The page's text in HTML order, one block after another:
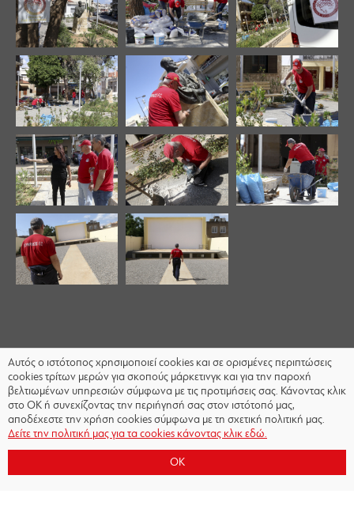
Αυτός ο ιστότοπος χρησιμοποιεί cookies και σε ορισμένες περιπτώσεις
cookies τρίτων μερών για σκοπούς μάρκετινγκ και για την παροχή
βελτιωμένων υπηρεσιών σύμφωνα με τις προτιμήσεις σας. Κάνοντας κλικ
στο OK ή συνεχίζοντας την περιήγησή σας στον ιστότοπό μας,
αποδέχεστε την χρήση cookies σύμφωνα με τη σχετική πολιτική μας.
Δείτε την πολιτική μας για τα cookies κάνοντας κλικ εδώ.
OK